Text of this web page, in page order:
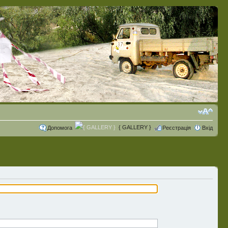
Допомога { GALLERY } Реєстрація Вхід